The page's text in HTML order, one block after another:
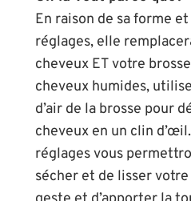
En raison de sa forme
réglages, elle
cheveux ET votre
cheveux humides,
d’air de la brosse pour
cheveux en un clin
réglages vous
sécher et de lisser